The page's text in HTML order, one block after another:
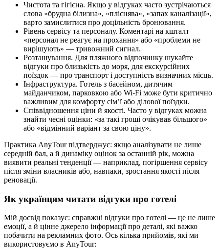
Чистота та гігієна. Якщо у відгуках часто зустрічаються
слова «брудна білизна», «пліснява», «запах каналізації»,
варто замислитися про доцільність бронювання.
Рівень сервісу та персоналу. Коментарі на кшталт
«персонал не реагує на прохання» або «проблеми не
вирішують» — тривожний сигнал.
Розташування. Для пляжного відпочинку шукайте
відгуки про близькість до моря, для екскурсійних
поїздок — про транспорт і доступність визначних місць.
Інфраструктура. Готель з басейном, дитячим
майданчиком, парковкою або Wi-Fi може бути критично
важливим для комфорту сім’ї або ділової поїздки.
Співвідношення ціни й якості. Часто у відгуках можна
знайти чесні оцінки: «за такі гроші очікував більшого»
або «відмінний варіант за свою ціну».
Практика AnyTour підтверджує: якщо аналізувати не лише
середній бал, а й динаміку оцінок за останній рік, можна
виявити реальні тенденції — наприклад, погіршення сервісу
після зміни власників або, навпаки, зростання якості після
реновації.
Як українцям читати відгуки про готелі
Мій досвід показує: справжні відгуки про готелі — це не лише
емоції, а й цінне джерело інформації про деталі, які важко
побачити на рекламних фото. Ось кілька прийомів, які ми
використовуємо в AnyTour: